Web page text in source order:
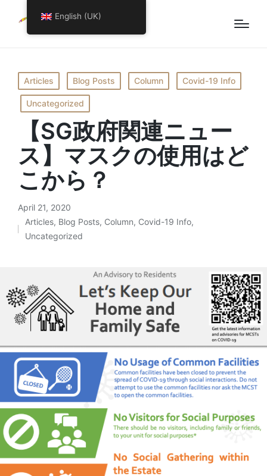
Posted
in
Articles Blog Posts Column Covid-19 Info
Uncategorized
【SG政府関連ニュー
ス】マスクの使用はど
こから？
April 21, 2020
Posted
Articles, Blog Posts, Column, Covid-19 Info,
Uncategorized
English (UK)